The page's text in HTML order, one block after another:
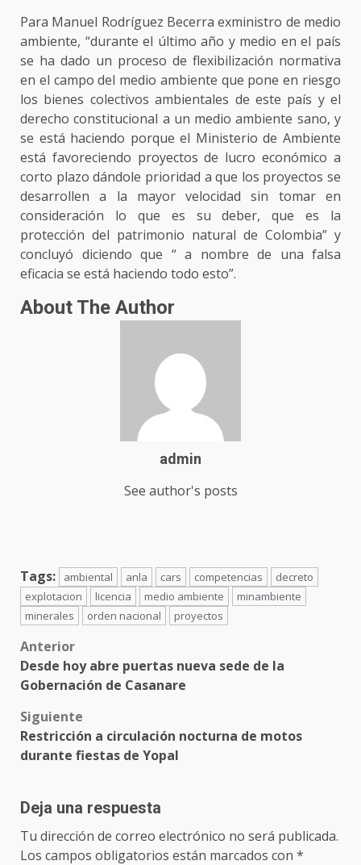
Para Manuel Rodríguez Becerra exministro de medio
ambiente, “durante el último año y medio en el país
se ha dado un proceso de flexibilización normativa
en el campo del medio ambiente que pone en riesgo
los bienes colectivos ambientales de este país y el
derecho constitucional a un medio ambiente sano, y
se está haciendo porque el Ministerio de Ambiente
está favoreciendo proyectos de lucro económico a
corto plazo dándole prioridad a que los proyectos se
desarrollen a la mayor velocidad sin tomar en
consideración lo que es su deber, que es la
protección del patrimonio natural de Colombia” y
concluyó diciendo que “ a nombre de una falsa
eficacia se está haciendo todo esto”.
About The Author
admin
See author's posts
Tags: ambiental anla cars competencias
decreto
explotacion
licencia medio ambiente
minambiente
minerales
orden nacional proyectos
Anterior
Desde hoy abre puertas nueva sede de la
Gobernación de Casanare
Siguiente
Restricción a circulación nocturna de motos
durante fiestas de Yopal
Deja una respuesta
Tu dirección de correo electrónico no será publicada.
Los campos obligatorios están marcados con *